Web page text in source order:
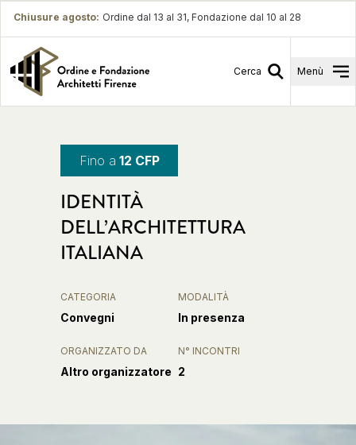
Chiusure agosto: Ordine dal 13 al 31, Fondazione dal 10 al 28
Cerca Menù
Fino a 12 CFP
IDENTITÀ
DELL’ARCHITETTURA
ITALIANA
CATEGORIA
Convegni
MODALITÀ
In presenza
ORGANIZZATO DA
Altro organizzatore
N° INCONTRI
2